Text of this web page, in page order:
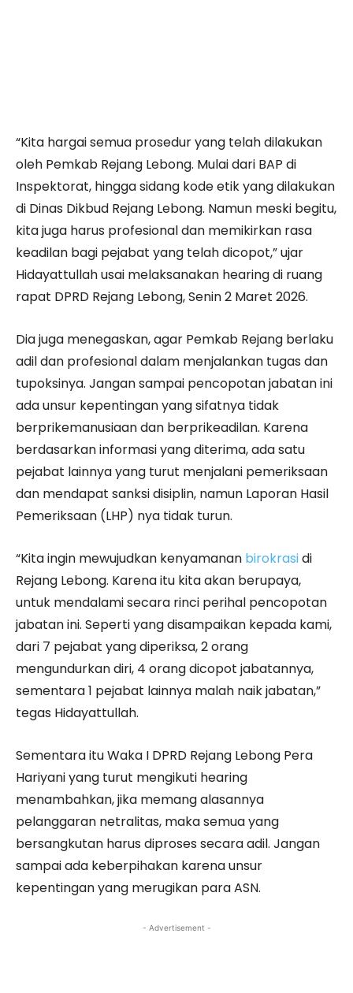
“Kita hargai semua prosedur yang telah dilakukan
oleh Pemkab Rejang Lebong. Mulai dari BAP di
Inspektorat, hingga sidang kode etik yang dilakukan
di Dinas Dikbud Rejang Lebong. Namun meski begitu,
kita juga harus profesional dan memikirkan rasa
keadilan bagi pejabat yang telah dicopot,” ujar
Hidayattullah usai melaksanakan hearing di ruang
rapat DPRD Rejang Lebong, Senin 2 Maret 2026.
Dia juga menegaskan, agar Pemkab Rejang berlaku
adil dan profesional dalam menjalankan tugas dan
tupoksinya. Jangan sampai pencopotan jabatan ini
ada unsur kepentingan yang sifatnya tidak
berprikemanusiaan dan berprikeadilan. Karena
berdasarkan informasi yang diterima, ada satu
pejabat lainnya yang turut menjalani pemeriksaan
dan mendapat sanksi disiplin, namun Laporan Hasil
Pemeriksaan (LHP) nya tidak turun.
“Kita ingin mewujudkan kenyamanan birokrasidi
Rejang Lebong. Karena itu kita akan berupaya,
untuk mendalami secara rinci perihal pencopotan
jabatan ini. Seperti yang disampaikan kepada kami,
dari 7 pejabat yang diperiksa, 2 orang
mengundurkan diri, 4 orang dicopot jabatannya,
sementara 1 pejabat lainnya malah naik jabatan,”
tegas Hidayattullah.
Sementara itu Waka I DPRD Rejang Lebong Pera
Hariyani yang turut mengikuti hearing
menambahkan, jika memang alasannya
pelanggaran netralitas, maka semua yang
bersangkutan harus diproses secara adil. Jangan
sampai ada keberpihakan karena unsur
kepentingan yang merugikan para ASN.
- Advertisement -